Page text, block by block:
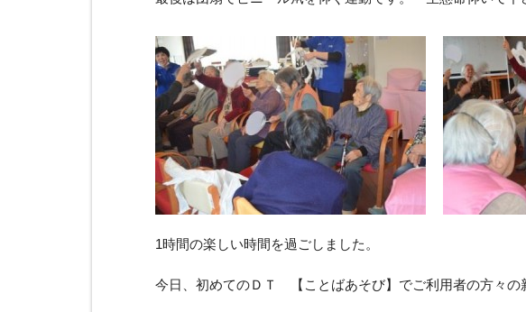
1時間の楽しい時間を過ごしました。
今日、初めてのＤＴ 【ことばあそび】でご利用者の方々の